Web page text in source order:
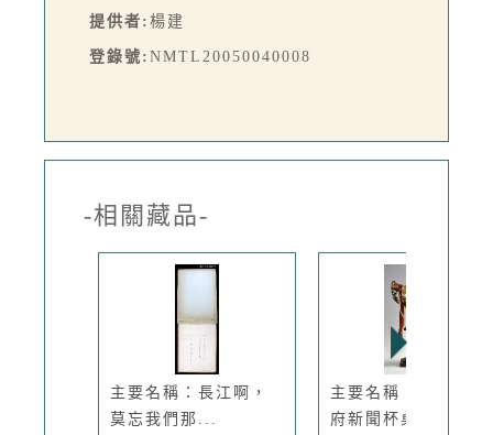
提供者: 楊建
登錄號: NMTL20050040008
-相關藏品-
主要名稱：長江啊，
莫忘我們那...
主要名稱：台北市政
府新聞杯桌...